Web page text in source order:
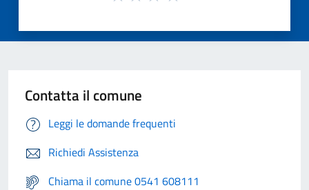
Contatta il comune
Leggi le domande frequenti
Richiedi Assistenza
Chiama il comune 0541 608111